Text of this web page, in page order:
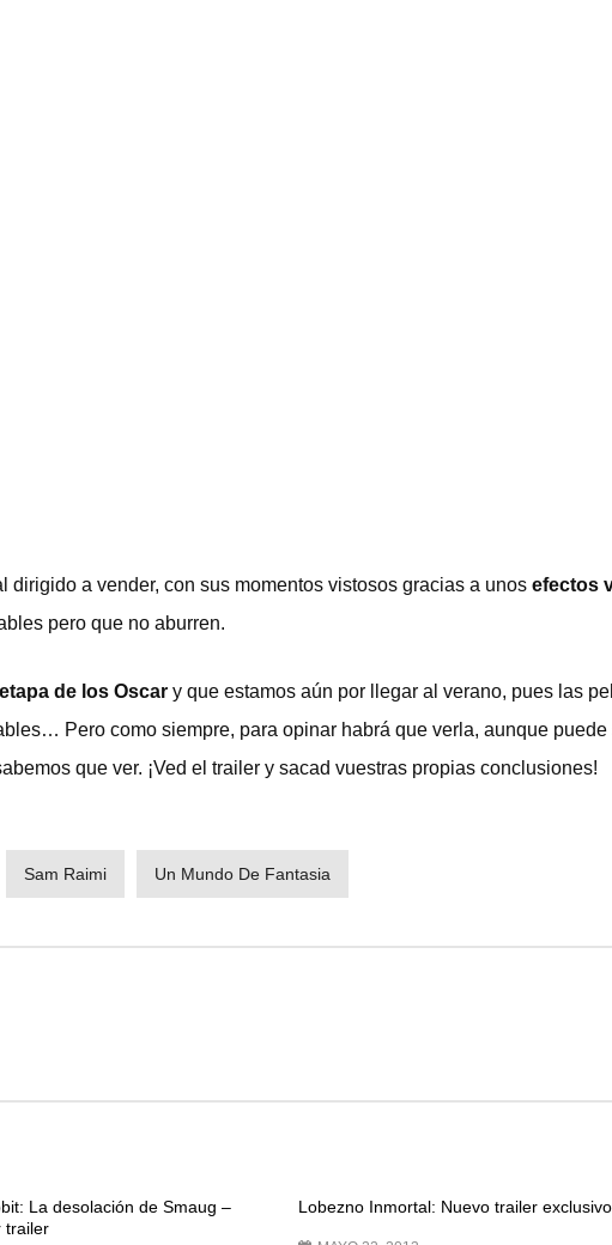
dirigido a vender, con sus momentos vistosos gracias a unos efectos
pero que no aburren.
etapa de los Oscar y que estamos aún por llegar al verano, pues las
Pero como siempre, para opinar habrá que verla, aunque
que ver. ¡Ved el trailer y sacad vuestras propias conclusiones!
Sam Raimi Un Mundo De Fantasia
La desolación de Smaug –
trailer
Lobezno Inmortal: Nuevo trailer exclusivo